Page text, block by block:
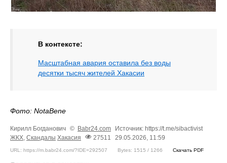
В контексте:
Масштабная авария оставила без воды
десятки тысяч жителей Хакасии
Фото: NotaBene
Кирилл Богданович © Babr24.com
Источник: https://t.me/sibactivist
ЖКХ Скандалы Хакасия 27511 29.05.2026, 11:59
URL: https://m.babr24.com/?IDE=292507 Bytes: 1515 / 1266 Скачать PDF